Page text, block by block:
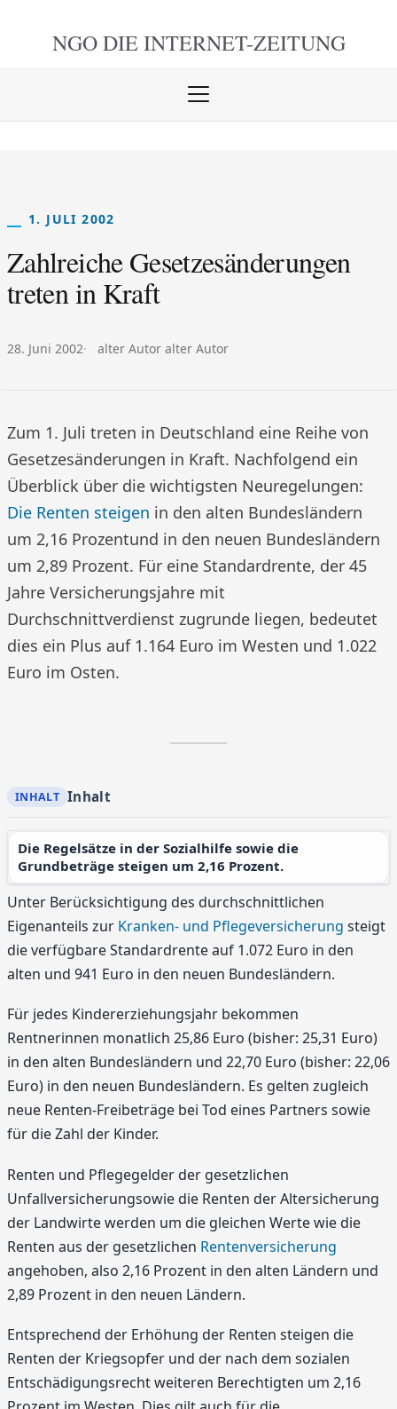
NGO DIE INTERNET-ZEITUNG
Menü
1. JULI 2002
Zahlreiche Gesetzesänderungen
treten in Kraft
Veröffentlicht am:
28. Juni 2002 Autor:
alter Autor alter Autor
Zum 1. Juli treten in Deutschland eine Reihe von
Gesetzesänderungen in Kraft. Nachfolgend ein
Überblick über die wichtigsten Neuregelungen:
Die Renten steigen in den alten Bundesländern
um 2,16 Prozentund in den neuen Bundesländern
um 2,89 Prozent. Für eine Standardrente, der 45
Jahre Versicherungsjahre mit
Durchschnittverdienst zugrunde liegen, bedeutet
dies ein Plus auf 1.164 Euro im Westen und 1.022
Euro im Osten.
Inhalt
Die Regelsätze in der Sozialhilfe sowie die
Grundbeträge steigen um 2,16 Prozent.
Unter Berücksichtigung des durchschnittlichen
Eigenanteils zur Kranken- und Pflegeversicherung steigt
die verfügbare Standardrente auf 1.072 Euro in den
alten und 941 Euro in den neuen Bundesländern.
Für jedes Kindererziehungsjahr bekommen
Rentnerinnen monatlich 25,86 Euro (bisher: 25,31 Euro)
in den alten Bundesländern und 22,70 Euro (bisher: 22,06
Euro) in den neuen Bundesländern. Es gelten zugleich
neue Renten-Freibeträge bei Tod eines Partners sowie
für die Zahl der Kinder.
Renten und Pflegegelder der gesetzlichen
Unfallversicherungsowie die Renten der Altersicherung
der Landwirte werden um die gleichen Werte wie die
Renten aus der gesetzlichen Rentenversicherung
angehoben, also 2,16 Prozent in den alten Ländern und
2,89 Prozent in den neuen Ländern.
Entsprechend der Erhöhung der Renten steigen die
Renten der Kriegsopfer und der nach dem sozialen
Entschädigungsrecht weiteren Berechtigten um 2,16